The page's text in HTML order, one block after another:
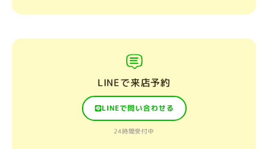
LINEで来店予約
LINEで問い合わせる
24時間受付中